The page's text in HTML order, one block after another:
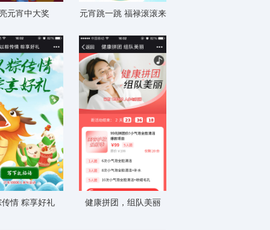
元宵中大奖 元宵跳一跳 福禄滚滚来
情 粽享好礼 健康拼团，组队美丽